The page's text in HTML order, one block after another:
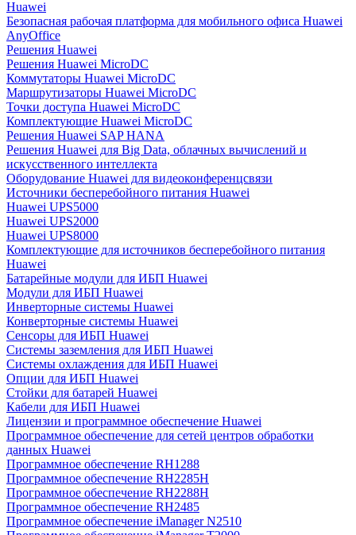
Huawei
Безопасная рабочая платформа для мобильного офиса Huawei
AnyOffice
Решения Huawei
Решения Huawei MicroDC
Коммутаторы Huawei MicroDC
Маршрутизаторы Huawei MicroDC
Точки доступа Huawei MicroDC
Комплектующие Huawei MicroDC
Решения Huawei SAP HANA
Решения Huawei для Big Data, облачных вычислений и
искусственного интеллекта
Оборудование Huawei для видеоконференцсвязи
Источники бесперебойного питания Huawei
Huawei UPS5000
Huawei UPS2000
Huawei UPS8000
Комплектующие для источников бесперебойного питания
Huawei
Батарейные модули для ИБП Huawei
Модули для ИБП Huawei
Инверторные системы Huawei
Конверторные системы Huawei
Сенсоры для ИБП Huawei
Системы заземления для ИБП Huawei
Системы охлаждения для ИБП Huawei
Опции для ИБП Huawei
Стойки для батарей Huawei
Кабели для ИБП Huawei
Лицензии и программное обеспечение Huawei
Программное обеспечение для сетей центров обработки
данных Huawei
Программное обеспечение RH1288
Программное обеспечение RH2285H
Программное обеспечение RH2288H
Программное обеспечение RH2485
Программное обеспечение iManager N2510